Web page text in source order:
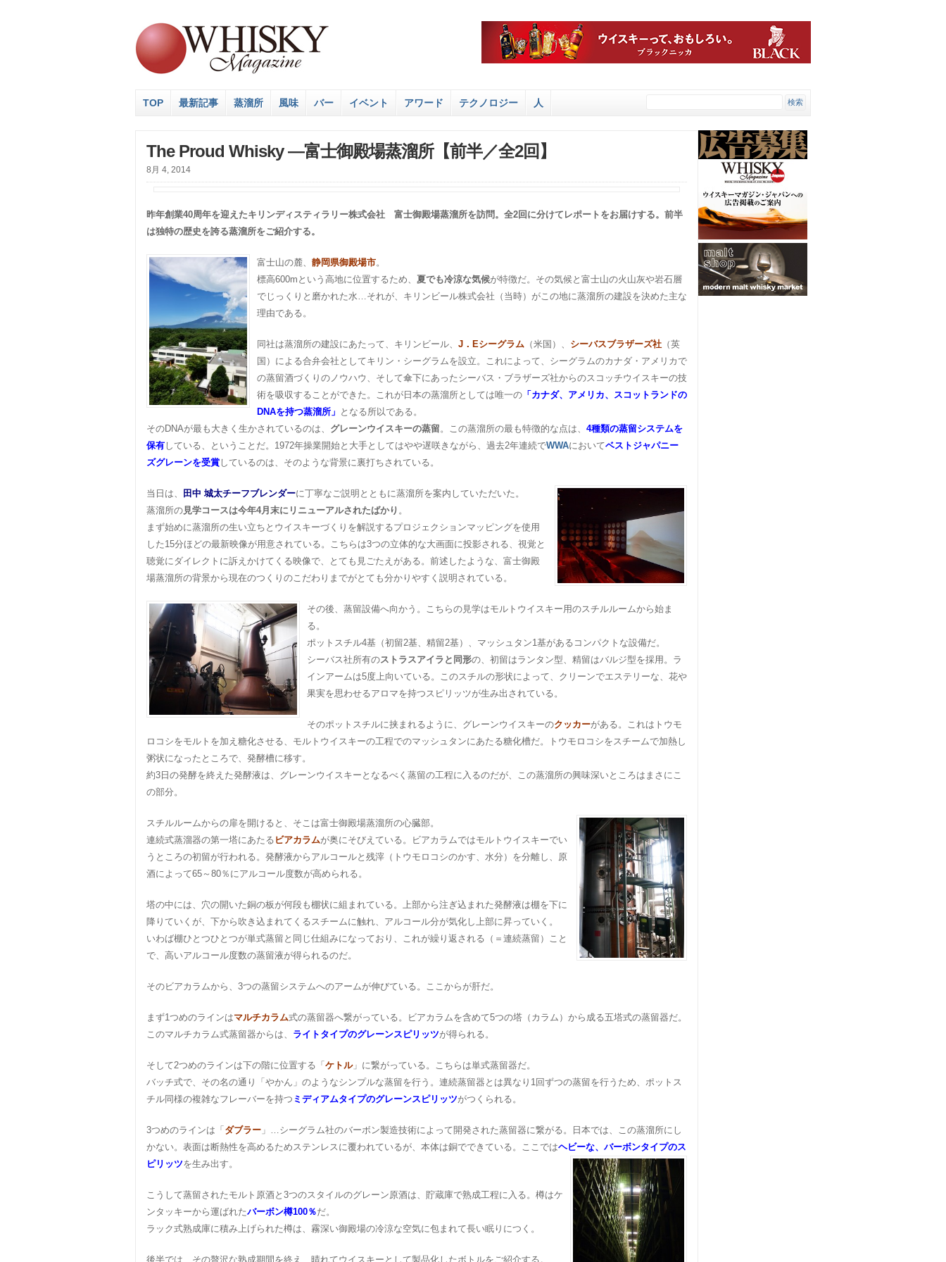
TOP 最新記事 蒸溜所 風味 バー イベント アワード テクノロジー 人
The Proud Whisky ―富士御殿場蒸溜所【前半／全2回】
8月 4, 2014
昨年創業40周年を迎えたキリンディスティラリー株式会社 富士御殿場蒸溜所を訪問。全2回に分けてレポートをお届けする。前半
は独特の歴史を誇る蒸溜所をご紹介する。
富士山の麓、 静岡県御殿場市。
標高600mという高地に位置するため、 夏でも冷涼な気候が特徴だ。その気候と富士山の火山灰や岩石層
でじっくりと磨かれた水…それが、キリンビール株式会社（当時）がこの地に蒸溜所の建設を決めた主な
理由である。
同社は蒸溜所の建設にあたって、キリンビール、 J．Eシーグラム （米国）、 シーバスブラザーズ社 （英
国）による合弁会社としてキリン・シーグラムを設立。これによって、シーグラムのカナダ・アメリカで
の蒸留酒づくりのノウハウ、そして傘下にあったシーバス・ブラザーズ社からのスコッチウイスキーの技
術を吸収することができた。これが日本の蒸溜所としては唯一の 「カナダ、アメリカ、スコットランドの
DNAを持つ蒸溜所」 となる所以である。
そのDNAが最も大きく生かされているのは、 グレーンウイスキーの蒸留。この蒸溜所の最も特徴的な点は、 4種類の蒸留システムを
保有 している、ということだ。1972年操業開始と大手としてはやや遅咲きながら、過去2年連続でWWAにおいてベストジャパニー
ズグレーンを受賞 しているのは、そのような背景に裏打ちされている。
当日は、 田中 城太チーフブレンダーに丁寧なご説明とともに蒸溜所を案内していただいた。
蒸溜所の見学コースは今年4月末にリニューアルされたばかり 。
まず始めに蒸溜所の生い立ちとウイスキーづくりを解説するプロジェクションマッピングを使用
した15分ほどの最新映像が用意されている。こちらは3つの立体的な大画面に投影される、視覚と
聴覚にダイレクトに訴えかけてくる映像で、とても見ごたえがある。前述したような、富士御殿
場蒸溜所の背景から現在のつくりのこだわりまでがとても分かりやすく説明されている。
その後、蒸留設備へ向かう。こちらの見学はモルトウイスキー用のスチルルームから始ま
る。
ポットスチル4基（初留2基、精留2基）、マッシュタン1基があるコンパクトな設備だ。
シーバス社所有のストラスアイラと同形の、初留はランタン型、 精留はバルジ型を採用。ラ
インアームは5度上向いている。このスチルの形状によって、クリーンでエステリーな、花や
果実を思わせるアロマを持つスピリッツが生み出されている。
そのポットスチルに挟まれるように、グレーンウイスキーのクッカーがある。これはトウモ
ロコシをモルトを加え糖化させる、モルトウイスキーの工程でのマッシュタンにあたる糖化槽だ。トウモロコシをスチームで加熱し
粥状になったところで、発酵槽に移す。
約3日の発酵を終えた発酵液は、グレーンウイスキーとなるべく蒸留の工程に入るのだが、この蒸溜所の興味深いところはまさにこ
の部分。
スチルルームからの扉を開けると、そこは富士御殿場蒸溜所の心臓部。
連続式蒸溜器の第一塔にあたる ビアカラムが奥にそびえている。ビアカラムではモルトウイスキーでい
うところの初留が行われる。発酵液からアルコールと残滓（トウモロコシのかす、水分）を分離し、原
酒によって65～80％にアルコール度数が高められる。
塔の中には、穴の開いた銅の板が何段も棚状に組まれている。上部から注ぎ込まれた発酵液は棚を下に
降りていくが、下から吹き込まれてくるスチームに触れ、アルコール分が気化し上部に昇っていく。
いわば棚ひとつひとつが単式蒸留と同じ仕組みになっており、これが繰り返される（＝連続蒸留）こと
で、高いアルコール度数の蒸留液が得られるのだ。
そのビアカラムから、3つの蒸留システムへのアームが伸びている。ここからが肝だ。
まず1つめのラインはマルチカラム式の蒸留器へ繋がっている。ビアカラムを含めて5つの塔（カラム）から成る五塔式の蒸留器だ。
このマルチカラム式蒸留器からは、 ライトタイプのグレーンスピリッツが得られる。
そして2つめのラインは下の階に位置する「 ケトル」に繋がっている。こちらは単式蒸留器だ。
バッチ式で、その名の通り「やかん」のようなシンプルな蒸留を行う。連続蒸留器とは異なり1回ずつの蒸留を行うため、ポットス
チル同様の複雑なフレーバーを持つ ミディアムタイプのグレーンスピリッツがつくられる。
3つめのラインは「 ダブラー 」…シーグラム社のバーボン製造技術によって開発された蒸留器に繋がる。日本では、この蒸溜所にし
かない。表面は断熱性を高めるためステンレスに覆われているが、本体は銅でできている。ここではヘビーな、バーボンタイプのス
ピリッツを生み出す。
こうして蒸留されたモルト原酒と3つのスタイルのグレーン原酒は、貯蔵庫で熟成工程に入る。樽はケ
ンタッキーから運ばれたバーボン樽100％だ。
ラック式熟成庫に積み上げられた樽は、霧深い御殿場の冷涼な空気に包まれて長い眠りにつく。
後半では、その贅沢な熟成期間を終え、晴れてウイスキーとして製品化したボトルをご紹介する。